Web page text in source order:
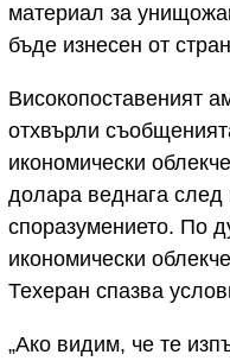
материал за
бъде изнесен от
Високопоставеният
отхвърли
икономически
долара веднага след
споразумението. По
икономически
Техеран спазва
„Ако видим, че те